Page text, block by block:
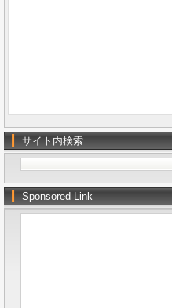
サイト内検索
Sponsored Link